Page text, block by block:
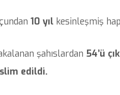
10 yılkesinleşmiş
şahıslardan 54’ü
edildi.